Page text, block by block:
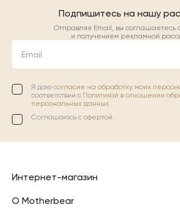
Подпишитесь на нашу
Отправляя Email, вы соглашаетесь
и получением рекламной
Email
Я даю согласие на обработку моих
соответствии с Политикой в отношении
персональных данных.
Соглашаюсь с офертой.
Интернет-магазин
О Motherbear